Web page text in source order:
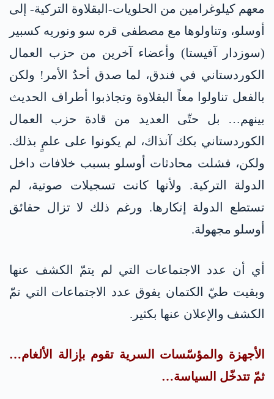
معهم كيلوغرامين من الحلويات-البقلاوة التركية- إلى
أوسلو، وتناولوها مع مصطفى قره سو ونوريه كسبير
(سوزدار آفيستا) وأعضاء آخرين من حزب العمال
الكوردستاني في فندق، لما صدق أحدٌ الأمر! ولكن
بالفعل تناولوا معاً البقلاوة وتجاذبوا أطراف الحديث
بينهم… بل حتّى العديد من قادة حزب العمال
الكوردستاني بكك آنذاك، لم يكونوا على علمٍ بذلك.
ولكن، فشلت محادثات أوسلو بسبب خلافات داخل
الدولة التركية. ولأنها كانت تسجيلات صوتية، لم
تستطع الدولة إنكارها. ورغم ذلك لا تزال حقائق
أوسلو مجهولة.
أي أن عدد الاجتماعات التي لم يتمّ الكشف عنها
وبقيت طيّ الكتمان يفوق عدد الاجتماعات التي تمّ
الكشف والإعلان عنها بكثير.
الأجهزة والمؤسّسات السرية تقوم بإزالة الألغام…
ثمّ تتدخّل السياسة…